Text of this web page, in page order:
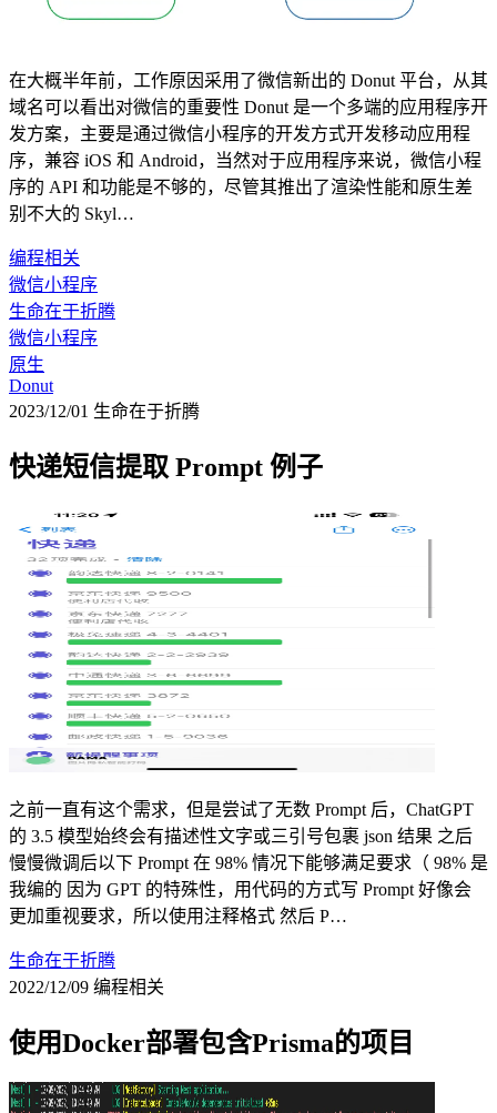
在大概半年前，工作原因采用了微信新出的 Donut 平台，从其
域名可以看出对微信的重要性 Donut 是一个多端的应用程序开
发方案，主要是通过微信小程序的开发方式开发移动应用程
序，兼容 iOS 和 Android，当然对于应用程序来说，微信小程
序的 API 和功能是不够的，尽管其推出了渲染性能和原生差
别不大的 Skyl…
编程相关
微信小程序
生命在于折腾
微信小程序
原生
Donut
2023/12/01 生命在于折腾
快递短信提取 Prompt 例子
之前一直有这个需求，但是尝试了无数 Prompt 后，ChatGPT
的 3.5 模型始终会有描述性文字或三引号包裹 json 结果 之后
慢慢微调后以下 Prompt 在 98% 情况下能够满足要求（ 98% 是
我编的 因为 GPT 的特殊性，用代码的方式写 Prompt 好像会
更加重视要求，所以使用注释格式 然后 P…
生命在于折腾
2022/12/09 编程相关
使用Docker部署包含Prisma的项目